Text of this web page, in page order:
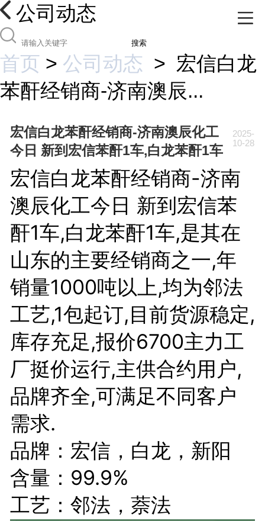
公司动态
搜索
首页 > 公司动态 > 宏信白龙
苯酐经销商-济南澳辰...
宏信白龙苯酐经销商-济南澳辰化工
今日 新到宏信苯酐1车,白龙苯酐1车
2025-
10-28
宏信白龙苯酐经销商-济南
澳辰化工今日 新到宏信苯
酐1车,白龙苯酐1车,是其在
山东的主要经销商之一,年
销量1000吨以上,均为邻法
工艺,1包起订,目前货源稳定,
库存充足,报价6700主力工
厂挺价运行,主供合约用户,
品牌齐全,可满足不同客户
需求.
品牌：宏信，白龙，新阳
含量：99.9%
工艺：邻法，萘法